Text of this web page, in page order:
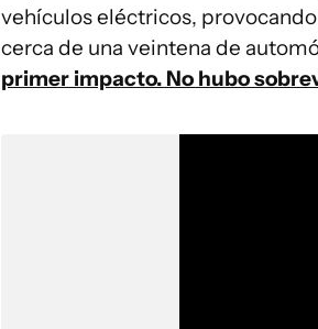
vehículos eléctricos,
cerca de una veintena de
primer impacto. No hubo